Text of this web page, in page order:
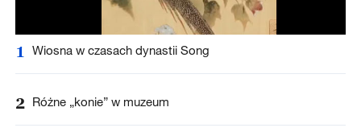
1 Wiosna w czasach dynastii Song
2 Różne „konie” w muzeum